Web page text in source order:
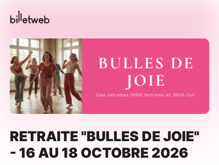
RETRAITE "BULLES DE JOIE"
- 16 AU 18 OCTOBRE 2026